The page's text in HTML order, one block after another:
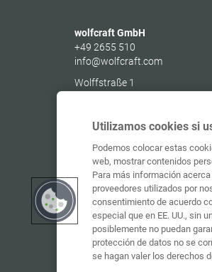
wolfcraft GmbH
+49 2655 510
info@wolfcraft.com
Wolffstraße 1
Utilizamos cookies si
Podemos colocar estas
web, mostrar contenidos
Para más información
proveedores utilizados por
consentimiento de acuerdo
especial que en EE. UU., sin
posiblemente no puedan
protección de datos no se
se hagan valer los derechos